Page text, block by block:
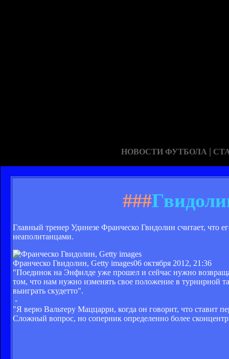
НОВОСТИ ФУТБОЛА |
###
Главный тренер Удинезе Франческо Гвидолин считает, что
неаполитанцами.
Франческо Гвидолин, Getty images06 октября 2012, 21:36
"Поединок на Энфилде уже прошел и сейчас нужно
том, что нам нужно изменять свое положение в турнирной
выиграть скудетто".
-
"Я верю Вальтеру Маццарри, когда он говорит, что ставит
Сложный вопрос, но соперник определенно более